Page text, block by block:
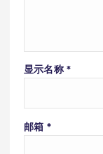
显示名称 *
邮箱 *